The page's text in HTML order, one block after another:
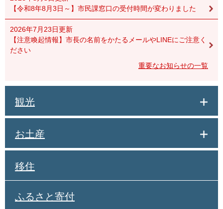
【令和8年8月3日～】市民課窓口の受付時間が変わりました
2026年7月23日更新
【注意喚起情報】市長の名前をかたるメールやLINEにご注意く
ださい
重要なお知らせの一覧
観光
お土産
移住
ふるさと寄付